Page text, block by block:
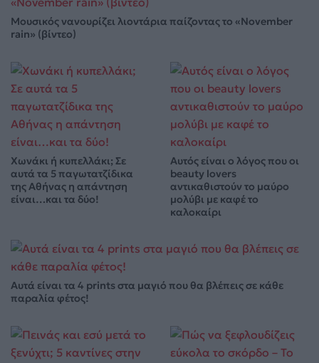
Μουσικός νανουρίζει λιοντάρια παίζοντας το «November
rain» (βίντεο)
Χωνάκι ή κυπελλάκι; Σε
αυτά τα 5 παγωτατζίδικα
της Αθήνας η απάντηση
είναι…και τα δύο!
Αυτός είναι ο λόγος που οι
beauty lovers
αντικαθιστούν το μαύρο
μολύβι με καφέ το
καλοκαίρι
Αυτά είναι τα 4 prints στα μαγιό που θα βλέπεις σε κάθε
παραλία φέτος!